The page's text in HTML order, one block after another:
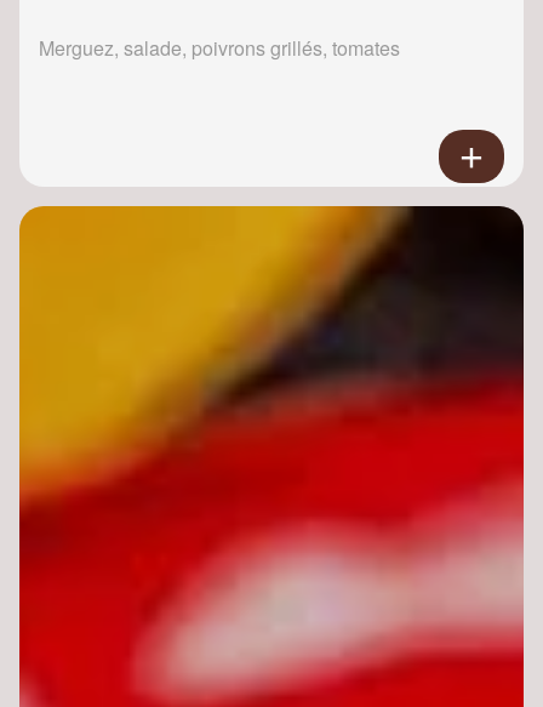
Merguez, salade, poivrons grillés, tomates